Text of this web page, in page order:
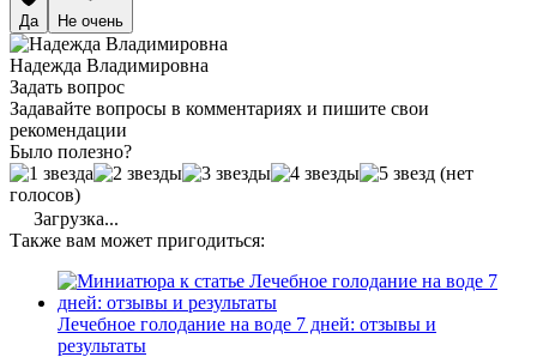
Да Не очень
Надежда Владимировна
Задать вопрос
Задавайте вопросы в комментариях и пишите свои
рекомендации
Было полезно?
(нет
голосов)
Загрузка...
Также вам может пригодиться:
Лечебное голодание на воде 7 дней: отзывы и
результаты